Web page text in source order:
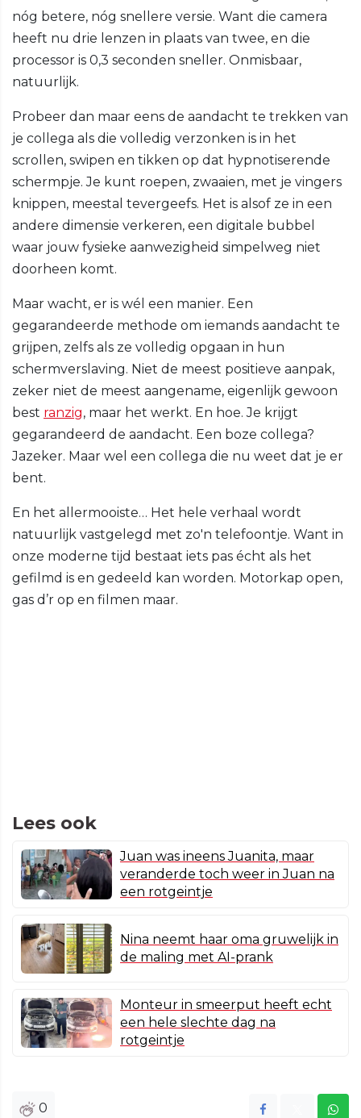
nóg betere, nóg snellere versie. Want die camera
heeft nu drie lenzen in plaats van twee, en die
processor is 0,3 seconden sneller. Onmisbaar,
natuurlijk.
Probeer dan maar eens de aandacht te trekken van
je collega als die volledig verzonken is in het
scrollen, swipen en tikken op dat hypnotiserende
schermpje. Je kunt roepen, zwaaien, met je vingers
knippen, meestal tevergeefs. Het is alsof ze in een
andere dimensie verkeren, een digitale bubbel
waar jouw fysieke aanwezigheid simpelweg niet
doorheen komt.
Maar wacht, er is wél een manier. Een
gegarandeerde methode om iemands aandacht te
grijpen, zelfs als ze volledig opgaan in hun
schermverslaving. Niet de meest positieve aanpak,
zeker niet de meest aangename, eigenlijk gewoon
best ranzig, maar het werkt. En hoe. Je krijgt
gegarandeerd de aandacht. Een boze collega?
Jazeker. Maar wel een collega die nu weet dat je er
bent.
En het allermooiste… Het hele verhaal wordt
natuurlijk vastgelegd met zo'n telefoontje. Want in
onze moderne tijd bestaat iets pas écht als het
gefilmd is en gedeeld kan worden. Motorkap open,
gas d’r op en filmen maar.
Lees ook
Juan was ineens Juanita, maar
veranderde toch weer in Juan na
een rotgeintje
Nina neemt haar oma gruwelijk in
de maling met AI-prank
Monteur in smeerput heeft echt
een hele slechte dag na
rotgeintje
0